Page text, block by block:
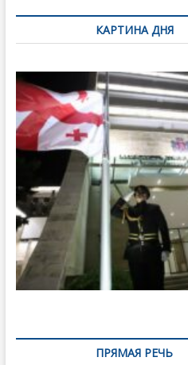
декабря
евро
КАРТИНА ДНЯ
ПРЯМАЯ РЕЧЬ